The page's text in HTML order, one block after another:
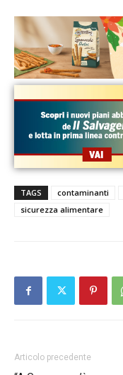
TAGS contaminanti
sicurezza alimentare
Articolo precedente